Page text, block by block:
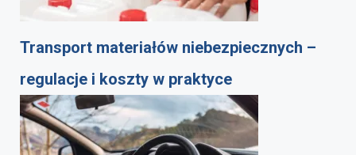
Transport materiałów niebezpiecznych –
regulacje i koszty w praktyce